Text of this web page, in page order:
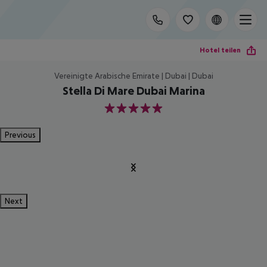
Hotel teilen
Vereinigte Arabische Emirate | Dubai | Dubai
Stella Di Mare Dubai Marina
5
Previous
Next